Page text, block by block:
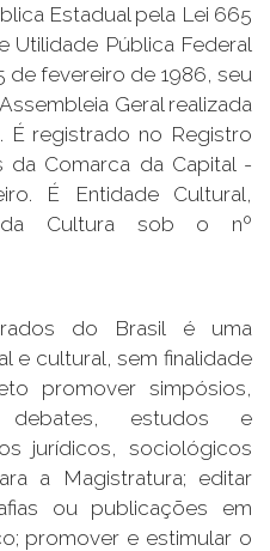
Estadual pela Lei 665
Utilidade Pública Federal
de fevereiro de 1986, seu
Geral realizada
É registrado no Registro
da Comarca da Capital -
É Entidade Cultural,
da Cultura sob o nº
do Brasil é uma
e cultural, sem finalidade
promover simpósios,
debates, estudos e
jurídicos, sociológicos
a Magistratura; editar
ou publicações em
promover e estimular o